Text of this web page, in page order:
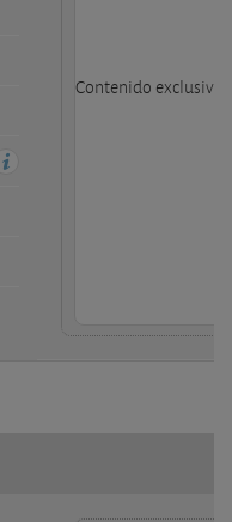
Contenido exclusivo